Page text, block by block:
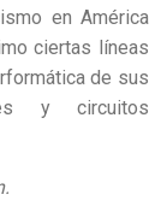
en América
ciertas líneas
de sus
y circuitos